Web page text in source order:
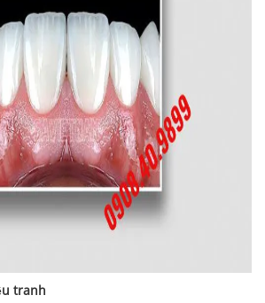
tranh